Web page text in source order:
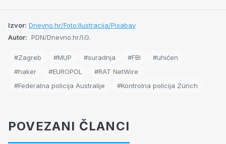
Izvor: Dnevno.hr/Foto:Ilustracija/Pixabay
Autor: PDN/Dnevno.hr/I.G.
#Zagreb #MUP #suradnja #FBI
#uhićen
#haker
#EUROPOL
#RAT NetWire
#Federalna policija Australije
#Kontrolna policija Zürich
POVEZANI ČLANCI